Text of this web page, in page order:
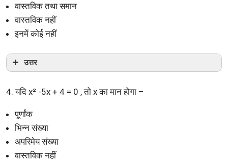
वास्तविक तथा समान
वास्तविक नहीं
इनमें कोई नहीं
उत्तर
4. यदि x² -5x + 4 = 0 , तो x का मान होगा –
पूर्णांक
भिन्न संख्या
अपरिमेय संख्या
वास्तविक नहीं